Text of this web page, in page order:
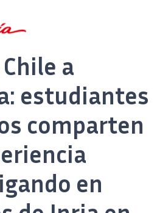
a
estudiantes
comparten
en